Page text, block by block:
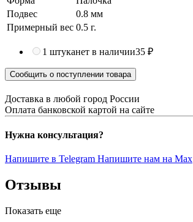
Подвес
0.8 мм
Примерный вес 0.5 г.
1 штуканет в наличии35 ₽
Сообщить о поступлении товара
Доставка в любой город России
Оплата банковской картой на сайте
Нужна консультация?
Напишите в Telegram Напишите нам на Max
Отзывы
Показать еще